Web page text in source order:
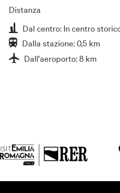
Distanza
Dal centro: In centro
Dalla stazione: 0,5 km
Dall'aeroporto: 8 km